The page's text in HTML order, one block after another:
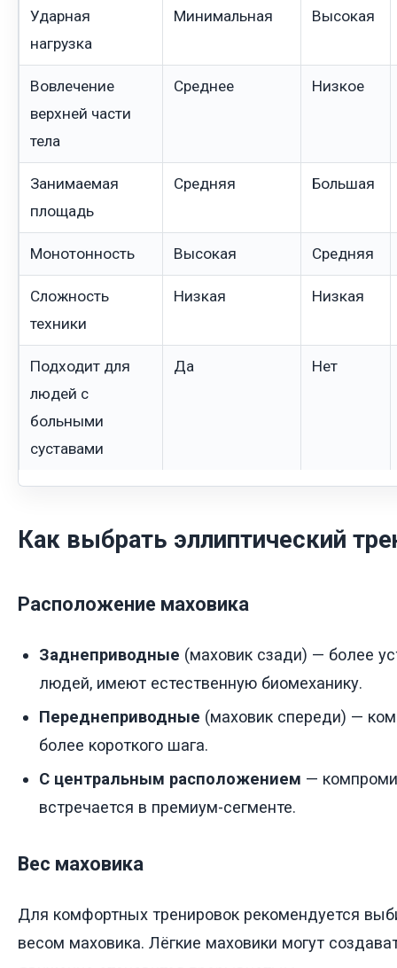
Ударная
нагрузка
Минимальная Высокая
Вовлечение
верхней части
тела
Среднее Низкое
Занимаемая
площадь
Средняя Большая
Монотонность Высокая Средняя
Сложность
техники
Низкая Низкая
Подходит для
людей с
больными
суставами
Да Нет
Как выбрать эллиптический
Расположение маховика
Заднеприводные (маховик сзади) — более
людей, имеют естественную биомеханику.
Переднеприводные (маховик спереди) —
более короткого шага.
С центральным расположением —
встречается в премиум-сегменте.
Вес маховика
Для комфортных тренировок рекомендуется
весом маховика. Лёгкие маховики могут